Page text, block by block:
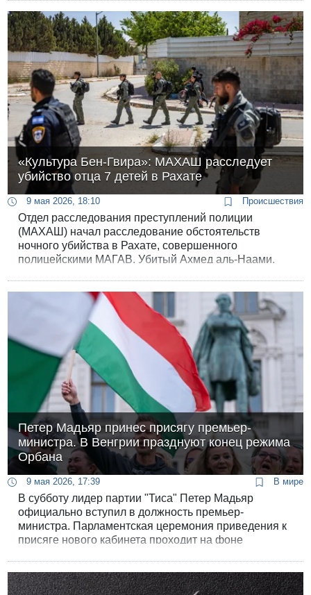
«Культура Бен-Гвира»: МАХАШ расследует
убийство отца 7 детей в Рахате
9 мая 2026, 18:10 Происшествия
Отдел расследования преступлений полиции
(МАХАШ) начал расследование обстоятельств
ночного убийства в Рахате, совершенного
полицейскими МАГАВ. Убитый Ахмед аль-Наами,
Петер Мадьяр принес присягу премьер-
министра. В Венгрии празднуют конец режима
Орбана
9 мая 2026, 17:39 В мире
В субботу лидер партии "Тиса" Петер Мадьяр
официально вступил в должность премьер-
министра. Парламентская церемония приведения к
присяге нового кабинета проходит на фоне